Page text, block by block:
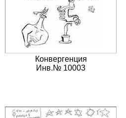
Конвергенция
Инв.№ 10003